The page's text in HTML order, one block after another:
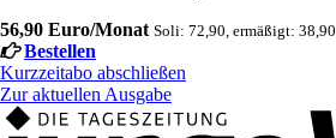
56,90 Euro/Monat Soli: 72,90, ermäßigt: 38,90
Bestellen
Kurzzeitabo abschließen
Zur aktuellen Ausgabe